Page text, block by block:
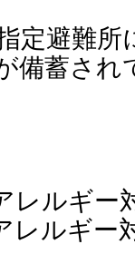
定避難所
備蓄され
レルギー
レルギー